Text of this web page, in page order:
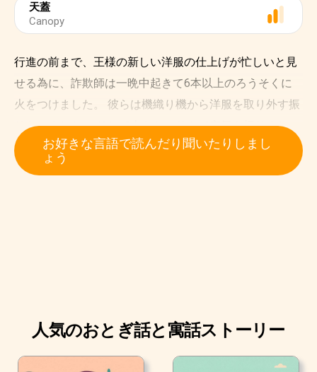
天蓋
Canopy
行進の前まで、王様の新しい洋服の仕上げが忙しいと見
せる為に、詐欺師は一晩中起きて6本以上のろうそくに
火をつけました。 彼らは機織り機から洋服を取り外す振
りをしました。 そして大きなハサミで空気を切りまし
た。 そして言いました、”今王様の新しい洋服が用意で
きました。”
お好きな言語で読んだり聞いたりしまし
ょう
人気のおとぎ話と寓話ストーリー